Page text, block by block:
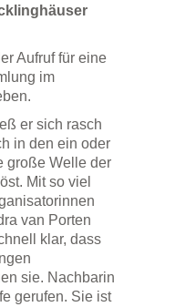
Aufruf für eine
im
er sich rasch
in den ein oder
große Welle der
Mit so viel
van Porten
klar, dass
sie. Nachbarin
gerufen. Sie ist